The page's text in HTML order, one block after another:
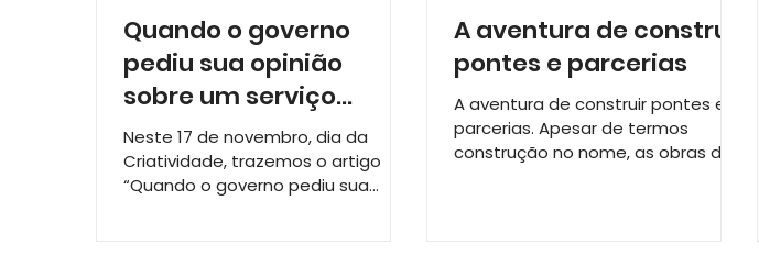
Quando o governo
pediu sua opinião
sobre um serviço
público?
Neste 17 de novembro, dia da
Criatividade, trazemos o artigo
“Quando o governo pediu sua
A aventura de construir
pontes e parcerias
A aventura de construir pontes e
parcerias. Apesar de termos
construção no nome, as obras da